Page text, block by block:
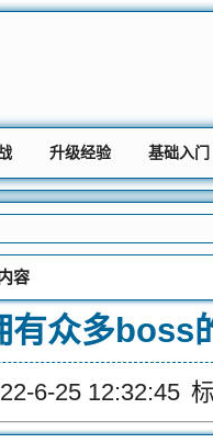
升级经验 基础入门
容
有众多boss
6-25 12:32:45